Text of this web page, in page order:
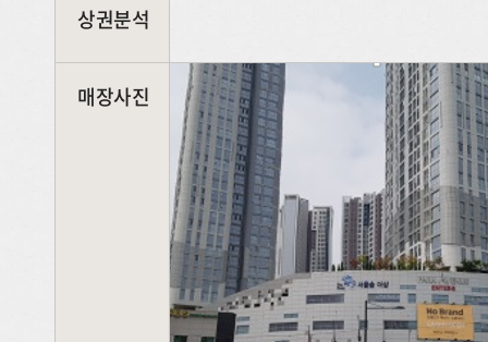
상권분석
매장사진